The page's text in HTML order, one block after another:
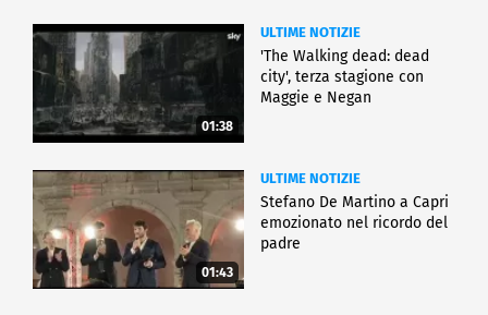
01:38
ULTIME NOTIZIE
'The Walking dead: dead
city', terza stagione con
Maggie e Negan
01:43
ULTIME NOTIZIE
Stefano De Martino a Capri
emozionato nel ricordo del
padre